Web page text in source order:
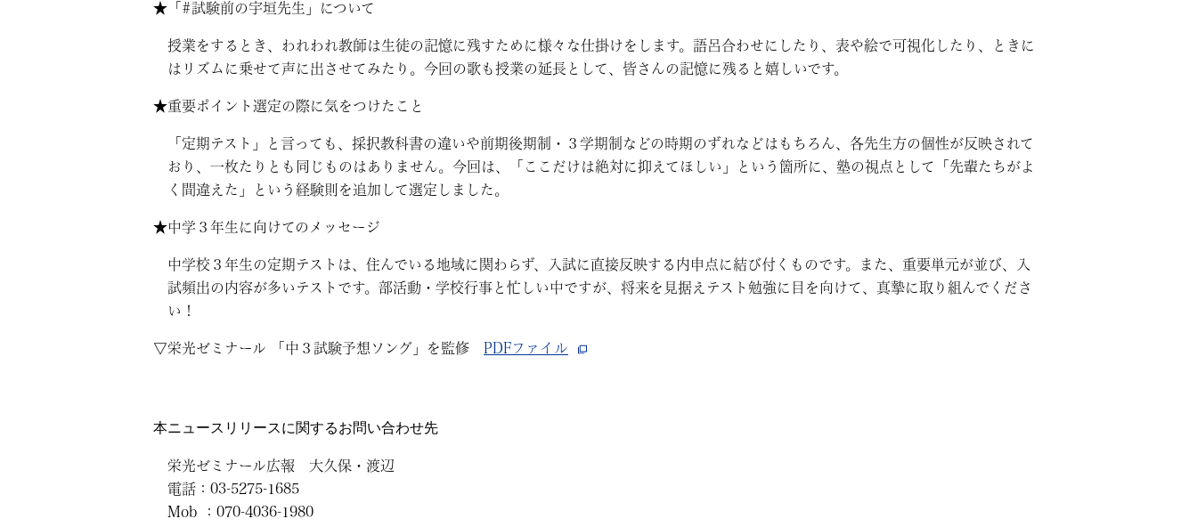
★「#試験前の宇垣先生」について
授業をするとき、われわれ教師は生徒の記憶に残すために様々な仕掛けをします。語呂合わせにしたり、表や絵で可視化したり、ときに
はリズムに乗せて声に出させてみたり。今回の歌も授業の延長として、皆さんの記憶に残ると嬉しいです。
★重要ポイント選定の際に気をつけたこと
「定期テスト」と言っても、採択教科書の違いや前期後期制・３学期制などの時期のずれなどはもちろん、各先生方の個性が反映されて
おり、一枚たりとも同じものはありません。今回は、「ここだけは絶対に抑えてほしい」という箇所に、塾の視点として「先輩たちがよ
く間違えた」という経験則を追加して選定しました。
★中学３年生に向けてのメッセージ
中学校３年生の定期テストは、住んでいる地域に関わらず、入試に直接反映する内申点に結び付くものです。また、重要単元が並び、入
試頻出の内容が多いテストです。部活動・学校行事と忙しい中ですが、将来を見据えテスト勉強に目を向けて、真摯に取り組んでくださ
い！
▽栄光ゼミナール 「中３試験予想ソング」を監修 PDFファイル
本ニュースリリースに関するお問い合わせ先
栄光ゼミナール広報 大久保・渡辺
電話：03-5275-1685
Mob ：070-4036-1980